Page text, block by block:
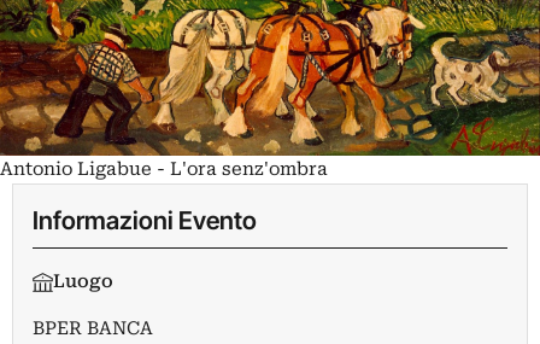
Antonio Ligabue - L'ora senz'ombra
Informazioni Evento
Luogo
BPER BANCA